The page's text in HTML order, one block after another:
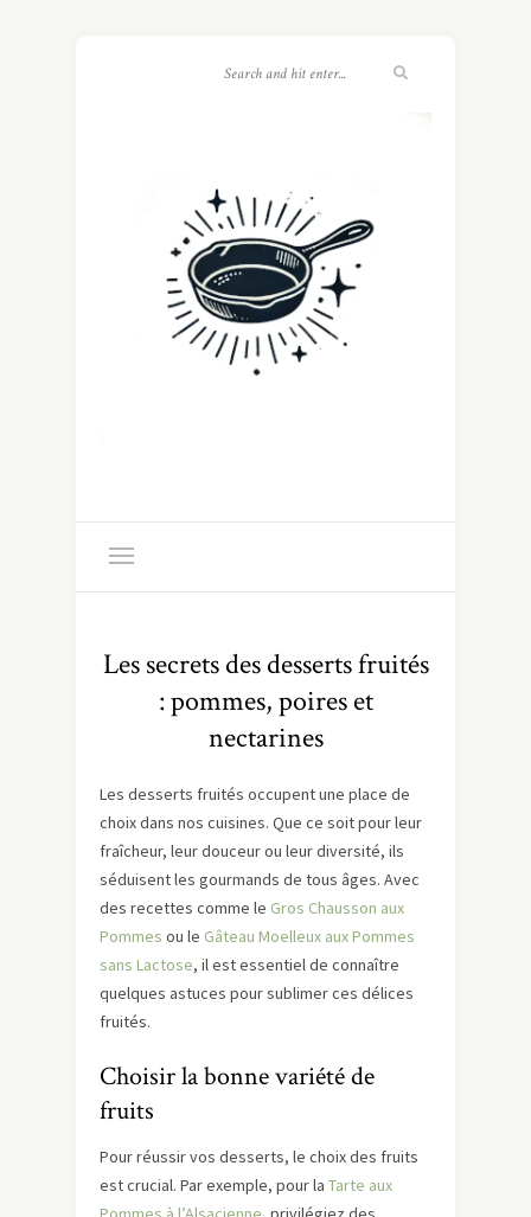
Les secrets des desserts fruités
: pommes, poires et
nectarines
Les desserts fruités occupent une place de
choix dans nos cuisines. Que ce soit pour leur
fraîcheur, leur douceur ou leur diversité, ils
séduisent les gourmands de tous âges. Avec
des recettes comme le Gros Chausson aux
Pommes ou le Gâteau Moelleux aux Pommes
sans Lactose, il est essentiel de connaître
quelques astuces pour sublimer ces délices
fruités.
Choisir la bonne variété de
fruits
Pour réussir vos desserts, le choix des fruits
est crucial. Par exemple, pour la Tarte aux